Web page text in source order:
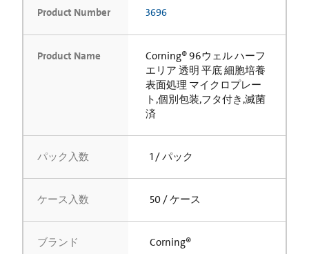
Product Number 3696
Product Name
Corning® 96ウェル ハーフ
エリア 透明 平底 細胞培養
表面処理 マイクロプレー
ト,個別包装,フタ付き,滅菌
済
パック入数 1 / パック
ケース入数 50 / ケース
ブランド Corning®